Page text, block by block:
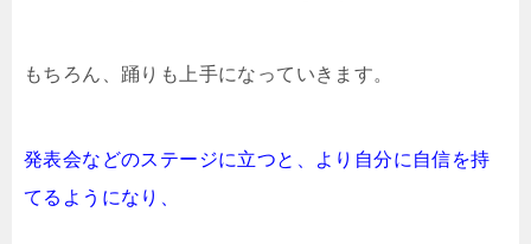
もちろん、踊りも上手になっていきます。
発表会などのステージに立つと、より自分に自信を持
てるようになり、